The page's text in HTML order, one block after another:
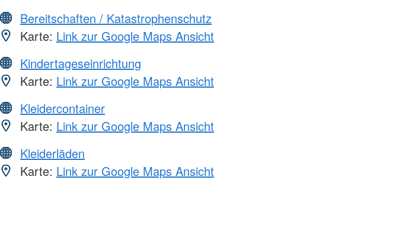
Bereitschaften / Katastrophenschutz
Karte: Link zur Google Maps Ansicht
Kindertageseinrichtung
Karte: Link zur Google Maps Ansicht
Kleidercontainer
Karte: Link zur Google Maps Ansicht
Kleiderläden
Karte: Link zur Google Maps Ansicht